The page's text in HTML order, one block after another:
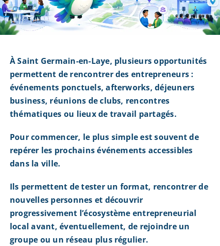
À Saint Germain-en-Laye, plusieurs opportunités
permettent de rencontrer des entrepreneurs :
événements ponctuels, afterworks, déjeuners
business, réunions de clubs, rencontres
thématiques ou lieux de travail partagés.
Pour commencer, le plus simple est souvent de
repérer les prochains événements accessibles
dans la ville.
Ils permettent de tester un format, rencontrer de
nouvelles personnes et découvrir
progressivement l’écosystème entrepreneurial
local avant, éventuellement, de rejoindre un
groupe ou un réseau plus régulier.